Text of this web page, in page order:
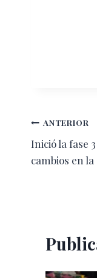
de
ANTERIOR
Inició la fase
cambios en